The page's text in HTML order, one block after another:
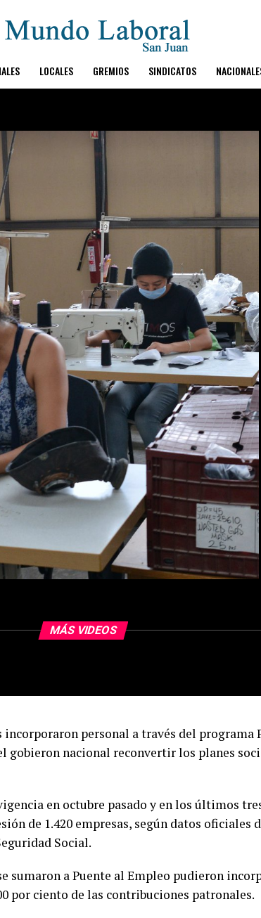
LOCALES GREMIOS SINDICATOS
MÁS VIDEOS
incorporaron personal a través del programa
gobieron nacional reconvertir los planes
en octubre pasado y en los últimos
de 1.420 empresas, según datos
Social.
sumaron a Puente al Empleo pudieron
por ciento de las contribuciones patronales.